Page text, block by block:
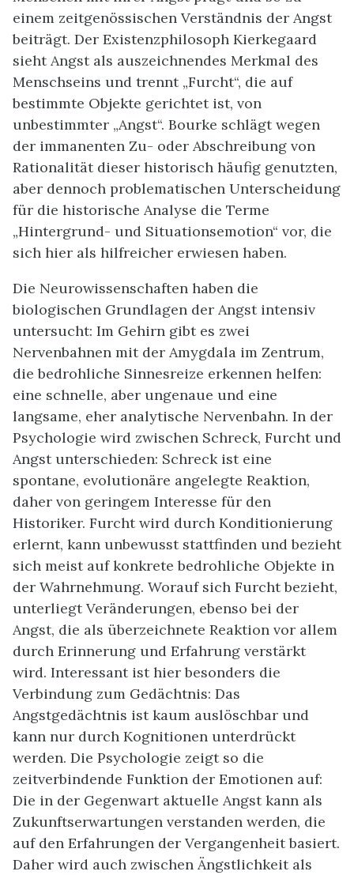
einem zeitgenössischen Verständnis der Angst
beiträgt. Der Existenzphilosoph Kierkegaard
sieht Angst als auszeichnendes Merkmal des
Menschseins und trennt „Furcht“, die auf
bestimmte Objekte gerichtet ist, von
unbestimmter „Angst“. Bourke schlägt wegen
der immanenten Zu- oder Abschreibung von
Rationalität dieser historisch häufig genutzten,
aber dennoch problematischen Unterscheidung
für die historische Analyse die Terme
„Hintergrund- und Situationsemotion“ vor, die
sich hier als hilfreicher erwiesen haben.
Die Neurowissenschaften haben die
biologischen Grundlagen der Angst intensiv
untersucht: Im Gehirn gibt es zwei
Nervenbahnen mit der Amygdala im Zentrum,
die bedrohliche Sinnesreize erkennen helfen:
eine schnelle, aber ungenaue und eine
langsame, eher analytische Nervenbahn. In der
Psychologie wird zwischen Schreck, Furcht und
Angst unterschieden: Schreck ist eine
spontane, evolutionäre angelegte Reaktion,
daher von geringem Interesse für den
Historiker. Furcht wird durch Konditionierung
erlernt, kann unbewusst stattfinden und bezieht
sich meist auf konkrete bedrohliche Objekte in
der Wahrnehmung. Worauf sich Furcht bezieht,
unterliegt Veränderungen, ebenso bei der
Angst, die als überzeichnete Reaktion vor allem
durch Erinnerung und Erfahrung verstärkt
wird. Interessant ist hier besonders die
Verbindung zum Gedächtnis: Das
Angstgedächtnis ist kaum auslöschbar und
kann nur durch Kognitionen unterdrückt
werden. Die Psychologie zeigt so die
zeitverbindende Funktion der Emotionen auf:
Die in der Gegenwart aktuelle Angst kann als
Zukunftserwartungen verstanden werden, die
auf den Erfahrungen der Vergangenheit basiert.
Daher wird auch zwischen Ängstlichkeit als